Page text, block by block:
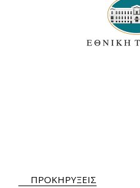
ΠΡΟΚΗΡΥΞΕΙΣ